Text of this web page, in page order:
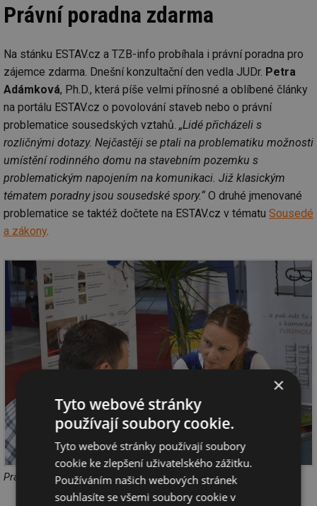
Právní poradna zdarma
Na stánku ESTAV.cz a TZB-info probíhala i právní poradna pro
zájemce zdarma. Dnešní konzultační den vedla JUDr. Petra
Adámková, Ph.D., která píše velmi přínosné a oblíbené články
na portálu ESTAV.cz o povolování staveb nebo o právní
problematice sousedských vztahů. „Lidé přicházeli s
rozličnými dotazy. Nejčastěji se ptali na problematiku možnosti
umístění rodinného domu na stavebním pozemku s
problematickým napojením na komunikaci. Již klasickým
tématem poradny jsou sousedské spory.“O druhé jmenované
problematice se taktéž dočtete na ESTAV.cz v tématu Sousedé
a zákony.
Právní poradna Petry Adámkové na stánku TZB-info a ESTAV.cz
×
Tyto webové stránky
používají soubory cookie.
Tyto webové stránky používají soubory
cookie ke zlepšení uživatelského zážitku.
Používáním našich webových stránek
souhlasíte se všemi soubory cookie v